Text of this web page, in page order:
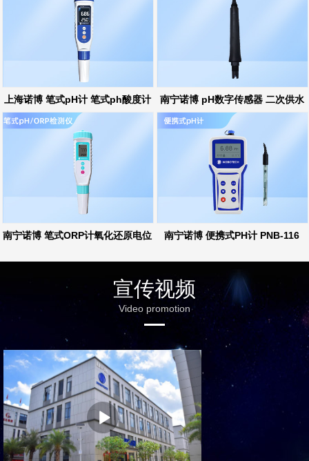
上海诺博 笔式pH计 笔式ph酸度计 南宁诺博 pH数字传感器 二次供水
ph在线监测
南宁诺博 笔式ORP计氧化还原电位 南宁诺博 便携式PH计 PNB-116
宣传视频
Video promotion